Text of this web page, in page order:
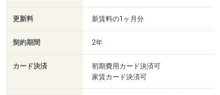
更新料 新賃料の1ヶ月分
契約期間 2年
カード決済
初期費用カード決済可
家賃カード決済可